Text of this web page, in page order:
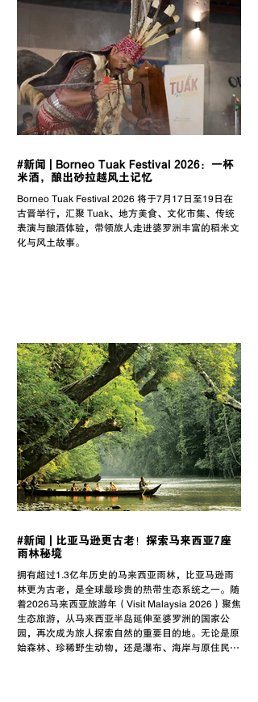
#新闻 | Borneo Tuak Festival 2026：一杯
米酒，酿出砂拉越风土记忆
Borneo Tuak Festival 2026 将于7月17日至19日在
古晋举行，汇聚 Tuak、地方美食、文化市集、传统
表演与酿酒体验，带领旅人走进婆罗洲丰富的稻米文
化与风土故事。
#新闻 | 比亚马逊更古老！探索马来西亚7座
雨林秘境
拥有超过1.3亿年历史的马来西亚雨林，比亚马逊雨
林更为古老，是全球最珍贵的热带生态系统之一。随
着2026马来西亚旅游年（Visit Malaysia 2026）聚焦
生态旅游，从马来西亚半岛延伸至婆罗洲的国家公
园，再次成为旅人探索自然的重要目的地。无论是原
始森林、珍稀野生动物，还是瀑布、海岸与原住民文